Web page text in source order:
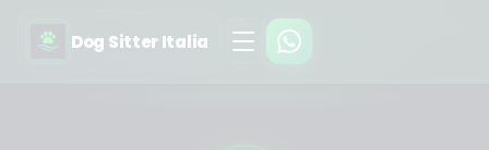
Dog Sitter Italia